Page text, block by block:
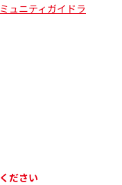
ュニティガイドラ
ださい